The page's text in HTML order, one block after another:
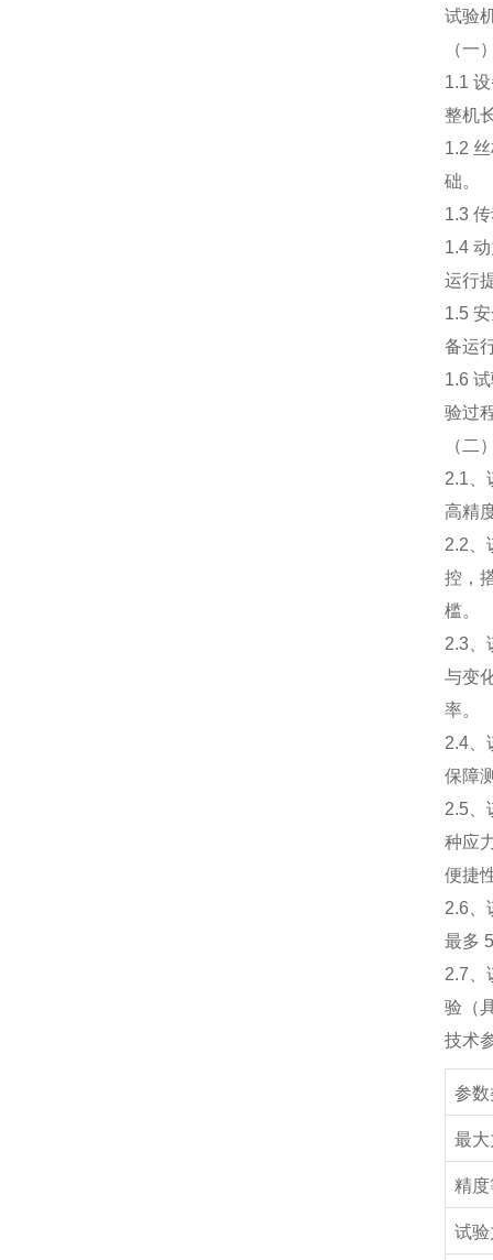
试验
（一
1.1
整机
1.2
础。
1.3
1.4
运行
1.5
备运
1.6
验过
（二
2.1
高精
2.2
控，
槛。
2.3
与变
率。
2.4
保障
2.5
种应
便捷
2.6
最多
2.7
验（
技术
参
最
精
试